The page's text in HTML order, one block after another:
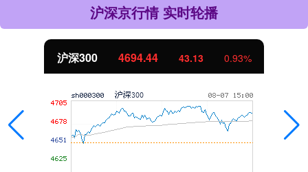
沪深京行情 实时轮播
北证50 1134.24 11.37 1.01%